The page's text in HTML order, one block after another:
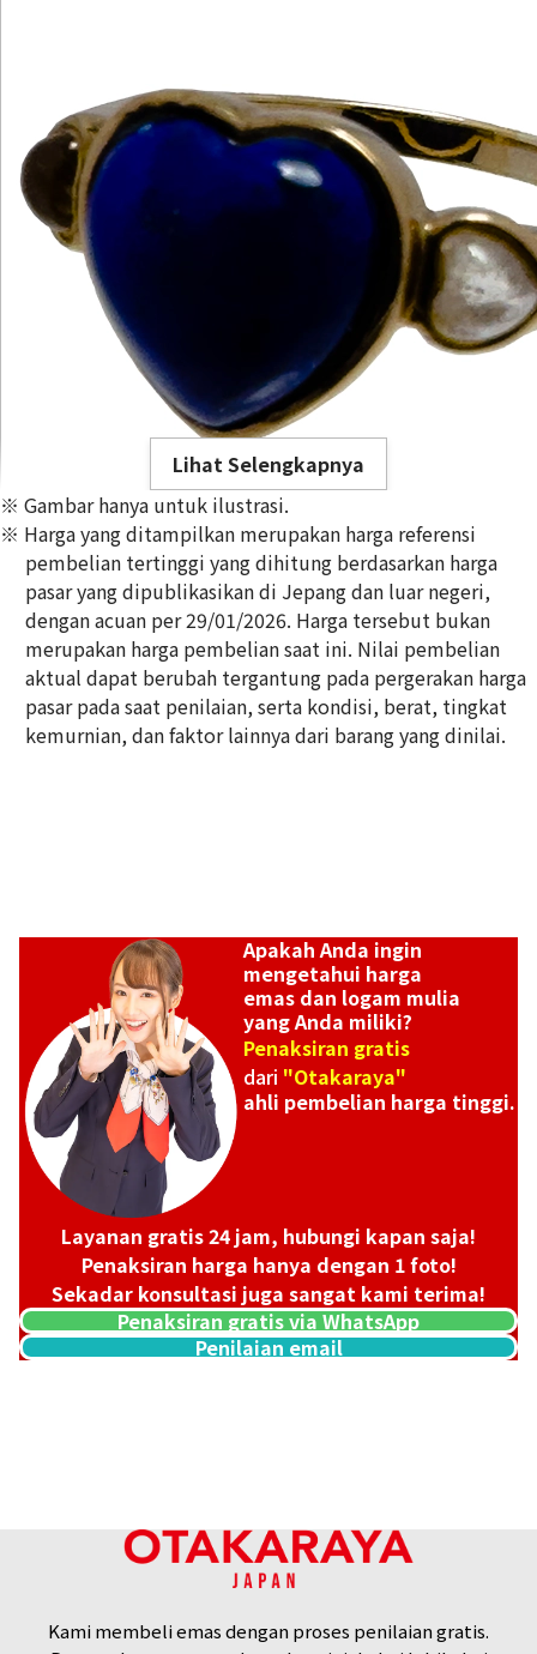
8K gold (K8) ring with blue stone
2,3g
Referensi Harga Buyback
2.080.690
Referensi Harga Buyback
Lihat Selengkapnya
※ Gambar hanya untuk ilustrasi.
※ Harga yang ditampilkan merupakan harga referensi
pembelian tertinggi yang dihitung berdasarkan harga
pasar yang dipublikasikan di Jepang dan luar negeri,
dengan acuan per 29/01/2026. Harga tersebut bukan
merupakan harga pembelian saat ini. Nilai pembelian
aktual dapat berubah tergantung pada pergerakan harga
pasar pada saat penilaian, serta kondisi, berat, tingkat
kemurnian, dan faktor lainnya dari barang yang dinilai.
Apakah Anda ingin
mengetahui harga
emas dan logam mulia
yang Anda miliki?
Penaksiran gratis
dari "Otakaraya"
ahli pembelian harga tinggi.
Layanan gratis 24 jam, hubungi kapan saja!
Penaksiran harga hanya dengan 1 foto!
Sekadar konsultasi juga sangat kami terima!
Penaksiran gratis via WhatsApp
Penilaian email
Kami membeli emas dengan proses penilaian gratis.